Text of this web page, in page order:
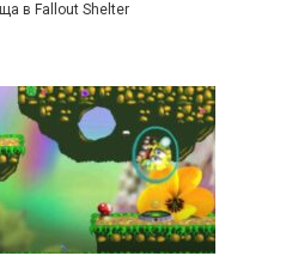
в Fallout Shelter